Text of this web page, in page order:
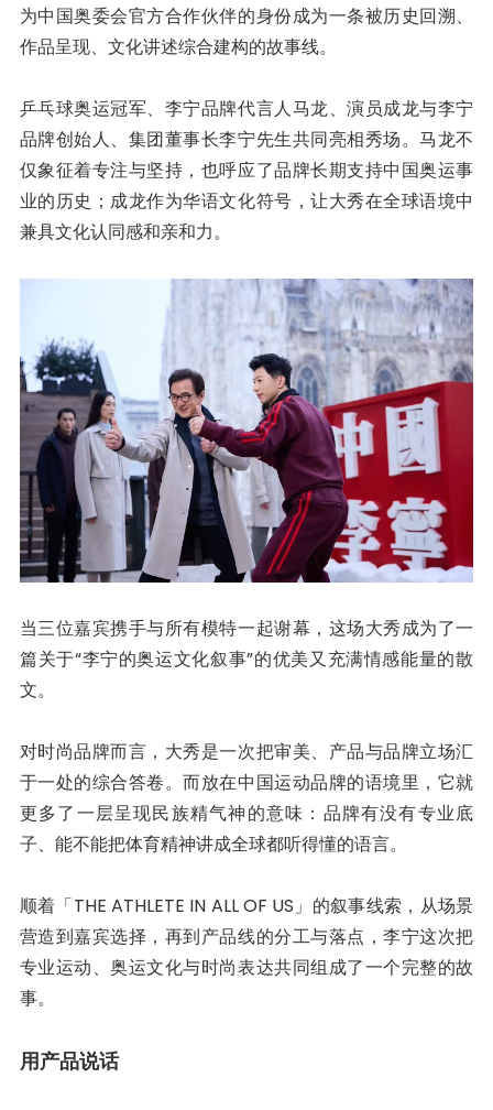
为中国奥委会官方合作伙伴的身份成为一条被历史回溯、
作品呈现、文化讲述综合建构的故事线。
乒乓球奥运冠军、李宁品牌代言人马龙、演员成龙与李宁
品牌创始人、集团董事长李宁先生共同亮相秀场。马龙不
仅象征着专注与坚持，也呼应了品牌长期支持中国奥运事
业的历史；成龙作为华语文化符号，让大秀在全球语境中
兼具文化认同感和亲和力。
当三位嘉宾携手与所有模特一起谢幕，这场大秀成为了一
篇关于“李宁的奥运文化叙事”的优美又充满情感能量的散
文。
对时尚品牌而言，大秀是一次把审美、产品与品牌立场汇
于一处的综合答卷。而放在中国运动品牌的语境里，它就
更多了一层呈现民族精气神的意味：品牌有没有专业底
子、能不能把体育精神讲成全球都听得懂的语言。
顺着「THE ATHLETE IN ALL OF US」的叙事线索，从场景
营造到嘉宾选择，再到产品线的分工与落点，李宁这次把
专业运动、奥运文化与时尚表达共同组成了一个完整的故
事。
用产品说话